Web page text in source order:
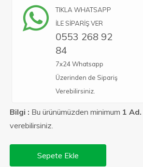
TIKLA WHATSAPP
İLE SİPARİŞ VER
0553 268 92
84
7x24 Whatsapp
Üzerinden de Sipariş
Verebilirsiniz.
Bilgi : Bu ürünümüzden minimum 1 Ad.
verebilirsiniz.
Sepete Ekle